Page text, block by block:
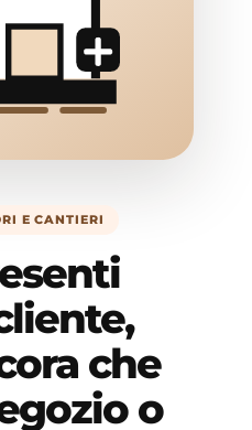
E CANTIERI
che
o